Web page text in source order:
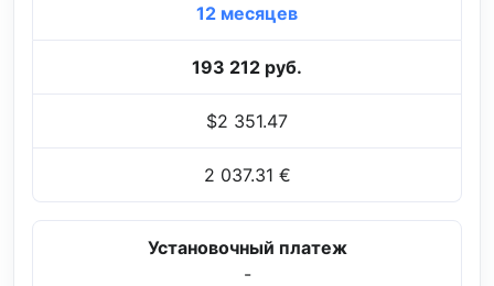
12 месяцев
193 212 руб.
$2 351.47
2 037.31 €
Установочный платеж
-